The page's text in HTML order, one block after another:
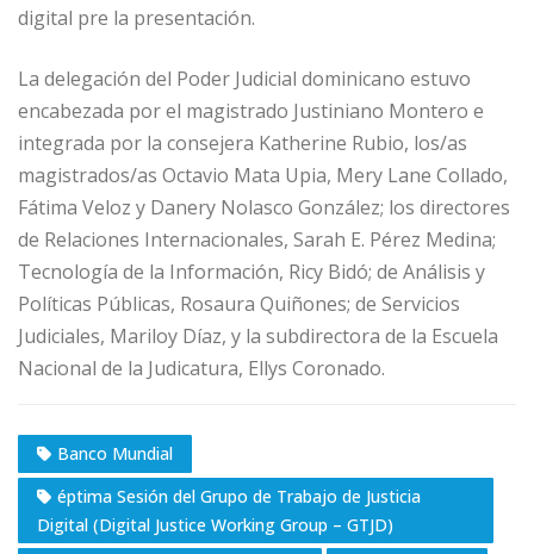
digital pre la presentación.
La delegación del Poder Judicial dominicano estuvo
encabezada por el magistrado Justiniano Montero e
integrada por la consejera Katherine Rubio, los/as
magistrados/as Octavio Mata Upia, Mery Lane Collado,
Fátima Veloz y Danery Nolasco González; los directores
de Relaciones Internacionales, Sarah E. Pérez Medina;
Tecnología de la Información, Ricy Bidó; de Análisis y
Políticas Públicas, Rosaura Quiñones; de Servicios
Judiciales, Mariloy Díaz, y la subdirectora de la Escuela
Nacional de la Judicatura, Ellys Coronado.
Banco Mundial
éptima Sesión del Grupo de Trabajo de Justicia
Digital (Digital Justice Working Group – GTJD)